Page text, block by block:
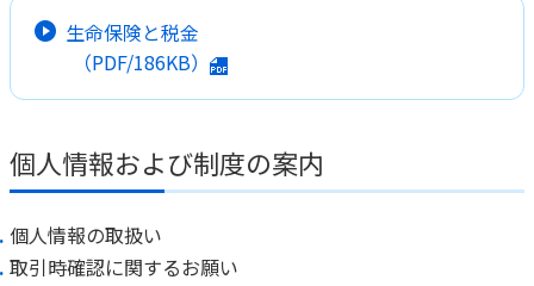
生命保険と税金
（PDF/186KB）
個人情報および制度の案内
個人情報の取扱い
取引時確認に関するお願い